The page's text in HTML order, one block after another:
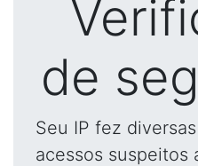
de
Seu IP fez
acessos suspeitos